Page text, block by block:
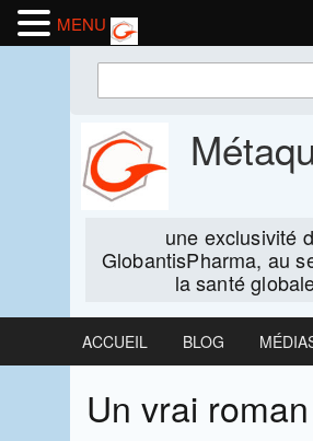
Skip
une exclusivité
GlobantisPharma, au
la santé
keywords
to
search:
ACCUEIL BLOG
Un vrai roman
MENU